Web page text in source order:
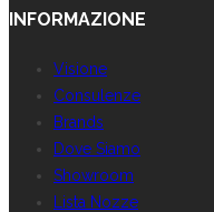
INFORMAZIONE
Visione
Consulenze
Brands
Dove Siamo
Showroom
Lista Nozze